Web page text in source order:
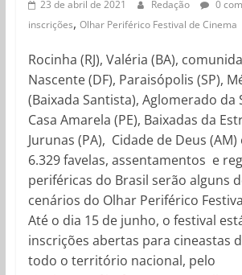
23 de abril de 2021 Redação
0
inscrições, Olhar Periférico Festival de Cinema
Rocinha (RJ), Valéria (BA),
Nascente (DF), Paraisópolis (SP),
(Baixada Santista), Aglomerado da
Casa Amarela (PE), Baixadas da
Jurunas (PA), Cidade de Deus
6.329 favelas, assentamentos e
periféricas do Brasil serão alguns
cenários do Olhar Periférico
Até o dia 15 de junho, o festival
inscrições abertas para cineastas
todo o território nacional, pelo